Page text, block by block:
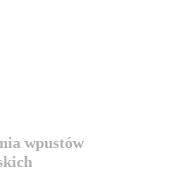
wpustów